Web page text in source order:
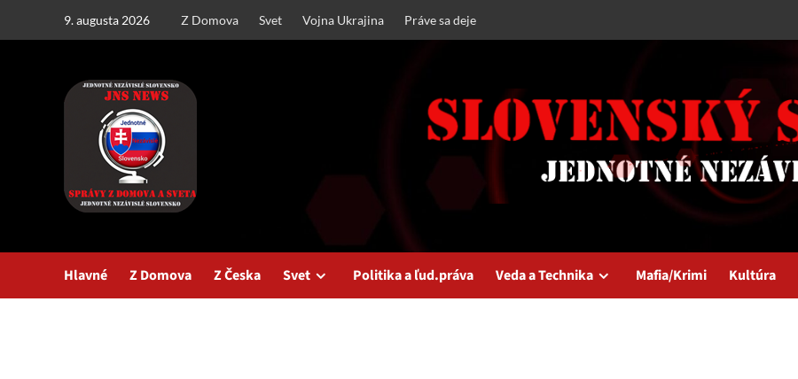
9. augusta 2026 Z Domova Svet Vojna Ukrajina Práve sa deje
Hlavné Z Domova Z Česka Svet Politika a ľud.práva Veda a Technika Mafia/Krimi Kultúra